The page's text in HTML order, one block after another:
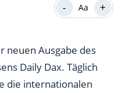
- Aa +
neuen Ausgabe des
Daily Dax. Täglich
die internationalen